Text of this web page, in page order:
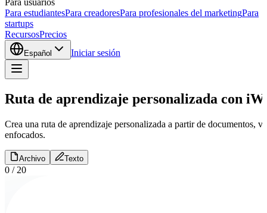
Para usuarios
Para estudiantesPara creadoresPara profesionales del marketingPara
startups
RecursosPrecios
Español Iniciar sesión
Ruta de aprendizaje personalizada con
Crea una ruta de aprendizaje personalizada a partir de documentos,
enfocados.
Archivo Texto
0 / 20